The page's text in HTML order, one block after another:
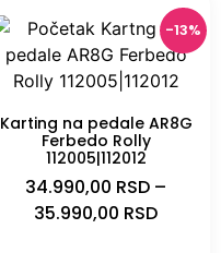
-13%
Karting na pedale AR8G
Ferbedo Rolly
112005|112012
34.990,00 RSD –
35.990,00 RSD